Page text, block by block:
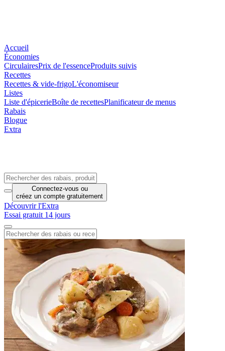
Accueil
Économies
CirculairesPrix de l'essenceProduits suivis
Recettes
Recettes & vide-frigoL'économiseur
Listes
Liste d'épicerieBoîte de recettesPlanificateur de menus
Rabais
Blogue
Extra
Connectez-vous ou
créez un compte gratuitement
Découvrir l'Extra
Essai gratuit 14 jours